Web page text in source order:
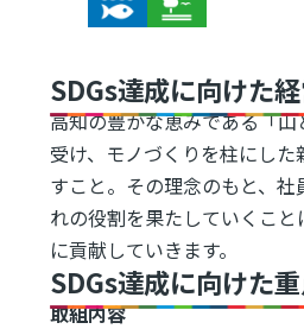
SDGs達成に向けた
高知の豊かな恵みである「
受け、モノづくりを柱にし
すこと。その理念のもと、社
れの役割を果たしていくこと
に貢献していきます。
SDGs達成に向けた
取組内容